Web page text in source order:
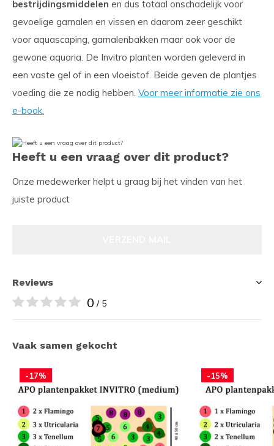
bestrijdingsmiddelen en dus totaal onschadelijk voor
gevoelige garnalen en vissen en daarom zeer geschikt
voor aquascaping, garnalenbakken maar ook voor de
gewone aquaria. De Invitro planten worden geleverd in
een vaste gel of in een vloeistof. Beide geven de plantjes
voeding die ze nodig hebben. Voor meer informatie zie ons
e-book.
Heeft u een vraag over dit product?
Onze medewerker helpt u graag bij het vinden van het
juiste product
Reviews
0 / 5
Vaak samen gekocht
-17% -15%